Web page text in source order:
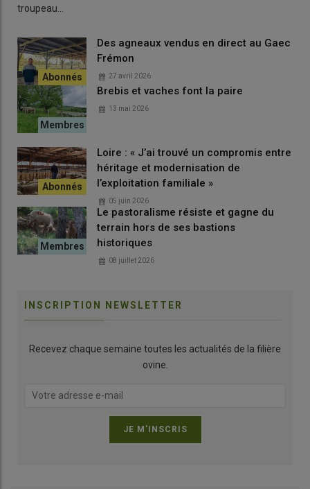
troupeau…
Des agneaux vendus en direct au Gaec
Frémon
27 avril 2026
Brebis et vaches font la paire
13 mai 2026
Loire : « J’ai trouvé un compromis entre
héritage et modernisation de
l’exploitation familiale »
05 juin 2026
Le pastoralisme résiste et gagne du
terrain hors de ses bastions
historiques
08 juillet 2026
INSCRIPTION NEWSLETTER
Recevez chaque semaine toutes les actualités de la filière
ovine.